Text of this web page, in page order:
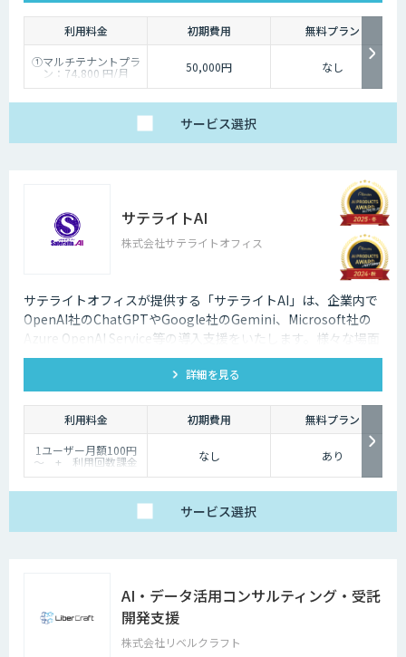
利用料金 初期費用
無料プラン
①マルチテナントプラ
ン：74,800 円/月
②スタータープラン：
149,800円/月
50,000円 なし
サービス選択
サテライトAI
株式会社サテライトオフィス
サテライトオフィスが提供する「サテライトAI」は、企業内で
OpenAI社のChatGPTやGoogle社のGemini、Microsoft社の
Azure OpenAI Service等の導入支援をいたします。様々な場面
で生成AIを活用して企業の業務改善をサポートいたします。法
人向けの生成AIの導入はサテライトオフィスにご相談くださ
い。
詳細を見る
利用料金 初期費用
無料プラン
1ユーザー月額100円
～ + 利用回数課金 なし あり
サービス選択
AI・データ活用コンサルティング・受託
開発支援
株式会社リベルクラフト